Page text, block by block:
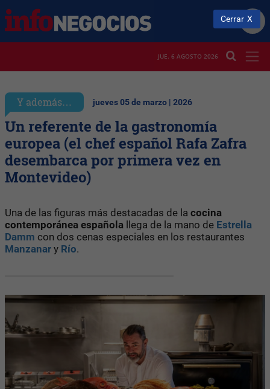
JUE. 6 AGOSTO 2026
Y además… jueves 05 de marzo | 2026
Un referente de la gastronomía
europea (el chef español Rafa Zafra
desembarca por primera vez en
Montevideo)
Una de las figuras más destacadas de la cocina
contemporánea española llega de la mano de Estrella
Damm con dos cenas especiales en los restaurantes
Manzanar y Río.
Cerrar